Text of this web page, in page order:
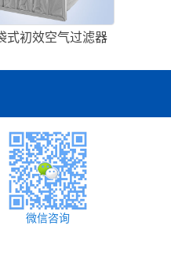
式初效空气过滤器
微信咨询